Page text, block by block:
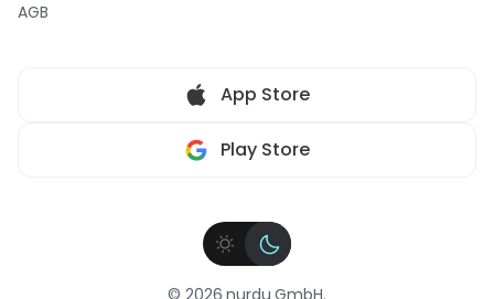
AGB
App Store
Play Store
© 2026 nurdu GmbH.